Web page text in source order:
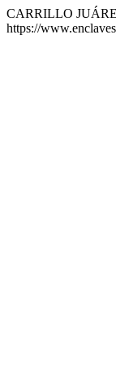
CARRILLO
https://